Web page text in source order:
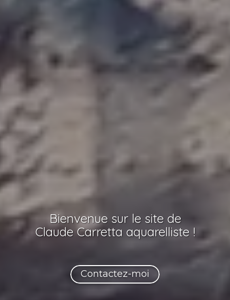
Bienvenue sur le site de
Claude Carretta aquarelliste !
Contactez-moi